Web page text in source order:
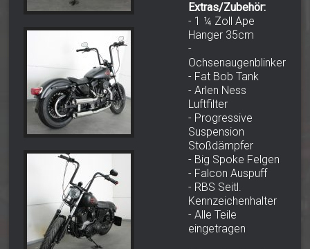
Extras/Zubehör:
- 1 ¼ Zoll Ape
Hanger 35cm
-
Ochsenaugenblinker
- Fat Bob Tank
- Arlen Ness
Luftfilter
- Progressive
Suspension
Stoßdämpfer
- Big Spoke Felgen
- Falcon Auspuff
- RBS Seitl.
Kennzeichenhalter
- Alle Teile
eingetragen